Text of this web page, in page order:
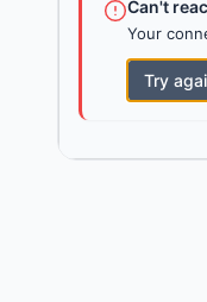
Can't
Your
Try